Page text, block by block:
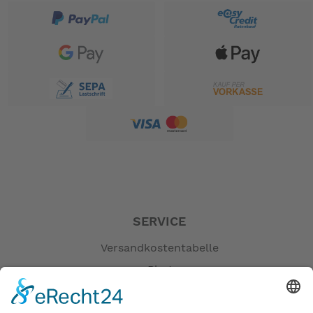
Innenlager: SRAM "GXP"
Bremshebel: SHIMANO "Deore", Disc
Schalthebel: SRAM "GX trigger"
Schaltwerk: SRAM "X1"
Kassette/Ritzelpaket: SRAM "XG1150", 10-42 Z.
Felgen: KINETIX "Pro X Disc", 20 L.
Lenkervorbau: SYNTACE "VRO", verstellbar
Lenkergriff: ERGON "GS1"
Sattel: ERGON "SMC 10"
Sattelstütze: SYNTACE "Stasis", Alu
Gewicht: ca. 10,2 kg
SERVICE
Versandkostentabelle
Blog
Erklärung zur Barrierefreiheit